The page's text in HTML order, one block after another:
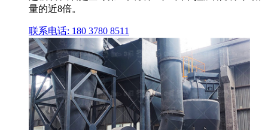
量的近8倍。
联系电话: 180 3780 8511